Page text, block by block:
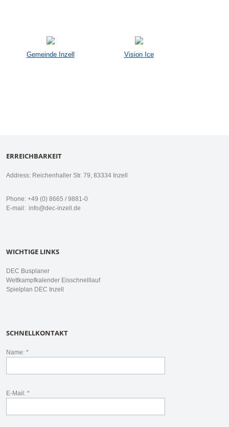
Gemeinde Inzell Vision Ice
ERREICHBARKEIT
Address: Reichenhaller Str. 79, 83334 Inzell
Phone: +49 (0) 8665 / 9881-0
E-mail: info@dec-inzell.de
WICHTIGE LINKS
DEC Busplaner
Wettkampfkalender Eisschnelllauf
Spielplan DEC Inzell
SCHNELLKONTAKT
Name: *
E-Mail: *